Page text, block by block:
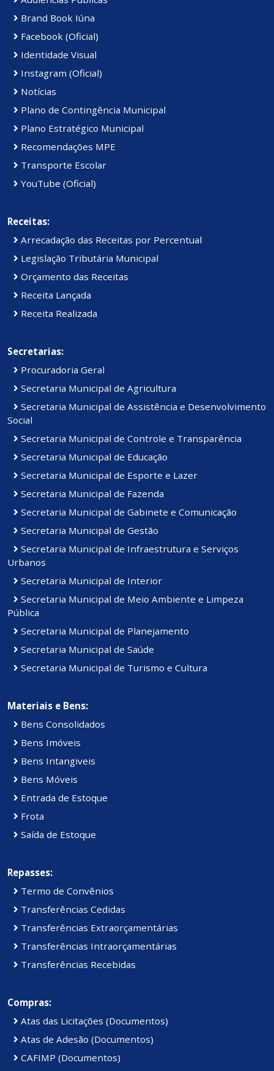
Brand Book Iúna
Facebook (Oficial)
Identidade Visual
Instagram (Oficial)
Notícias
Plano de Contingência Municipal
Plano Estratégico Municipal
Recomendações MPE
Transporte Escolar
YouTube (Oficial)
Receitas:
Arrecadação das Receitas por Percentual
Legislação Tributária Municipal
Orçamento das Receitas
Receita Lançada
Receita Realizada
Secretarias:
Procuradoria Geral
Secretaria Municipal de Agricultura
Secretaria Municipal de Assistência e Desenvolvimento
Social
Secretaria Municipal de Controle e Transparência
Secretaria Municipal de Educação
Secretaria Municipal de Esporte e Lazer
Secretaria Municipal de Fazenda
Secretaria Municipal de Gabinete e Comunicação
Secretaria Municipal de Gestão
Secretaria Municipal de Infraestrutura e Serviços
Urbanos
Secretaria Municipal de Interior
Secretaria Municipal de Meio Ambiente e Limpeza
Pública
Secretaria Municipal de Planejamento
Secretaria Municipal de Saúde
Secretaria Municipal de Turismo e Cultura
Materiais e Bens:
Bens Consolidados
Bens Imóveis
Bens Intangiveis
Bens Móveis
Entrada de Estoque
Frota
Saída de Estoque
Repasses:
Termo de Convênios
Transferências Cedidas
Transferências Extraorçamentárias
Transferências Intraorçamentárias
Transferências Recebidas
Compras:
Atas das Licitações (Documentos)
Atas de Adesão (Documentos)
CAFIMP (Documentos)